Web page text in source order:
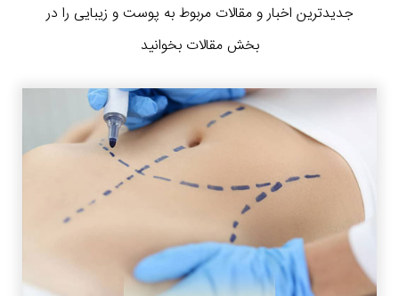
جدیدترین اخبار و مقالات مربوط به پوست و زیبایی را در
بخش مقالات بخوانید